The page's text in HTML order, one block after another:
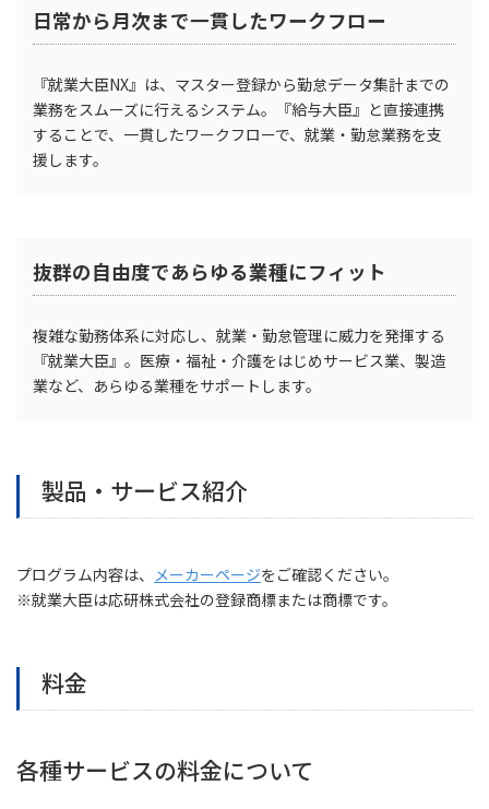
日常から月次まで一貫したワークフロー
『就業大臣NX』は、マスター登録から勤怠データ集計までの
業務をスムーズに行えるシステム。『給与大臣』と直接連携
することで、一貫したワークフローで、就業・勤怠業務を支
援します。
抜群の自由度であらゆる業種にフィット
複雑な勤務体系に対応し、就業・勤怠管理に威力を発揮する
『就業大臣』。医療・福祉・介護をはじめサービス業、製造
業など、あらゆる業種をサポートします。
製品・サービス紹介
プログラム内容は、 メーカーページをご確認ください。
※就業大臣は応研株式会社の登録商標または商標です。
料金
各種サービスの料金について